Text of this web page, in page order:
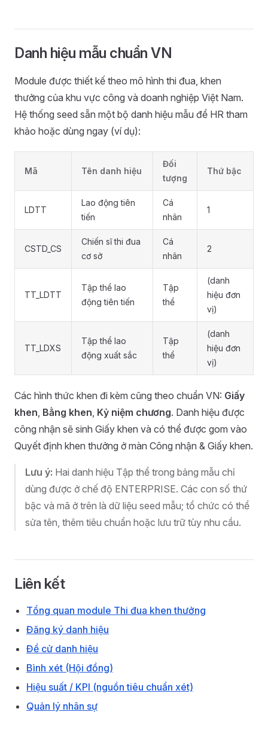
Danh hiệu mẫu chuẩn VN
Module được thiết kế theo mô hình thi đua, khen
thưởng của khu vực công và doanh nghiệp Việt Nam.
Hệ thống seed sẵn một bộ danh hiệu mẫu để HR tham
khảo hoặc dùng ngay (ví dụ):
Mã Tên danh hiệu
Đối
tượng
Thứ bậc
LDTT
Lao động tiên
tiến
Cá
nhân
1
CSTD_CS
Chiến sĩ thi đua
cơ sở
Cá
nhân
2
TT_LDTT
Tập thể lao
động tiên tiến
Tập
thể
(danh
hiệu đơn
vị)
TT_LDXS
Tập thể lao
động xuất sắc
Tập
thể
(danh
hiệu đơn
vị)
Các hình thức khen đi kèm cũng theo chuẩn VN: Giấy
khen, Bằng khen, Kỷ niệm chương. Danh hiệu được
công nhận sẽ sinh Giấy khen và có thể được gom vào
Quyết định khen thưởng ở màn Công nhận & Giấy khen.
Lưu ý: Hai danh hiệu Tập thể trong bảng mẫu chỉ
dùng được ở chế độ ENTERPRISE. Các con số thứ
bậc và mã ở trên là dữ liệu seed mẫu; tổ chức có thể
sửa tên, thêm tiêu chuẩn hoặc lưu trữ tùy nhu cầu.
Liên kết
Tổng quan module Thi đua khen thưởng
Đăng ký danh hiệu
Đề cử danh hiệu
Bình xét (Hội đồng)
Hiệu suất / KPI (nguồn tiêu chuẩn xét)
Quản lý nhân sự